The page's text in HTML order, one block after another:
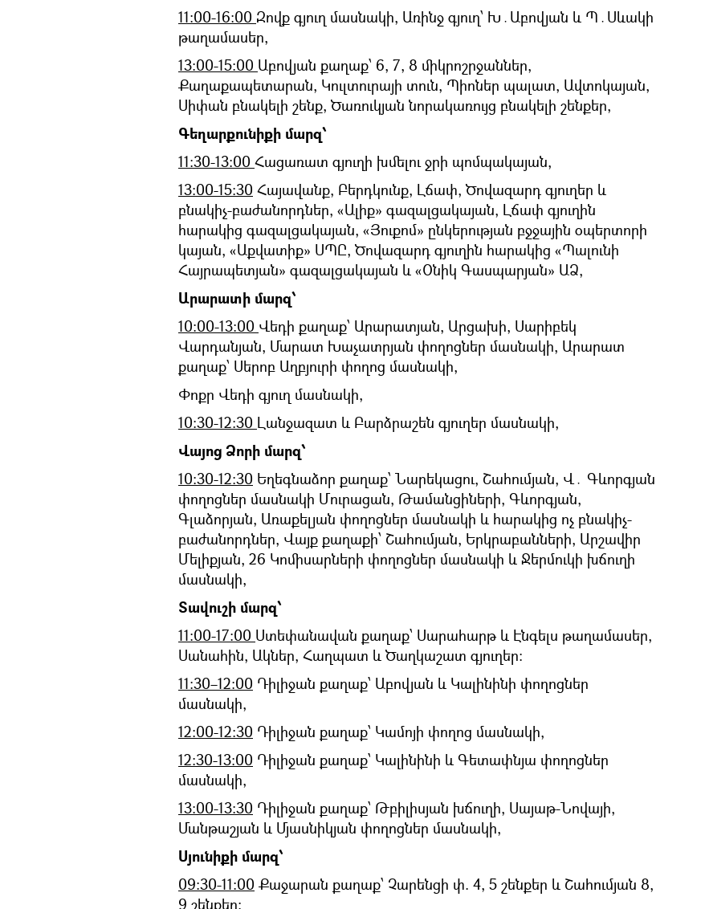
11։00-16։00 Զովք գյուղ մասնակի, Առինջ գյուղ՝ Խ․Աբովյան և Պ․Սևակի
թաղամասեր,
13։00-15։00 Աբովյան քաղաք՝ 6, 7, 8 միկրոշրջաններ,
Քաղաքապետարան, Կուլտուրայի տուն, Պիոներ պալատ, Ավտոկայան,
Սիփան բնակելի շենք, Ծառուկյան նորակառույց բնակելի շենքեր,
Գեղարքունիքի մարզ՝
11։30-13։00 Հացառատ գյուղի խմելու ջրի պոմպակայան,
13:00-15:30 Հայավանք, Բերդկունք, Լճափ, Ծովազարդ գյուղեր և
բնակիչ-բաժանորդներ, «Ալիք» գազալցակայան, Լճափ գյուղին
հարակից գազալցակայան, «Յուքոմ» ընկերության բջջային օպերտորի
կայան, «Աքվատիք» ՍՊԸ, Ծովազարդ գյուղին հարակից «Պալունի
Հայրապետյան» գազալցակայան և «Օնիկ Գասպարյան» ԱՁ,
Արարատի մարզ՝
10:00-13:00 Վեդի քաղաք՝ Արարատյան, Արցախի, Սարիբեկ
Վարդանյան, Մարատ Խաչատրյան փողոցներ մասնակի, Արարատ
քաղաք՝ Սերոբ Աղբյուրի փողոց մասնակի,
Փոքր Վեդի գյուղ մասնակի,
10:30-12:30 Լանջազատ և Բարձրաշեն գյուղեր մասնակի,
Վայոց Ձորի մարզ՝
10:30-12:30 Եղեգնաձոր քաղաք՝ Նարեկացու, Շահումյան, Վ․ Գևորգյան
փողոցներ մասնակի Մուրացան, Թամանցիների, Գևորգյան,
Գլաձորյան, Առաքելյան փողոցներ մասնակի և հարակից ոչ բնակիչ-
բաժանորդներ, Վայք քաղաքի՝ Շահումյան, Երկրաբանների, Արշավիր
Մելիքյան, 26 Կոմիսարների փողոցներ մասնակի և Ջերմուկի խճուղի
մասնակի,
Տավուշի մարզ՝
11:00-17:00 Ստեփանավան քաղաք՝ Սարահարթ և Էնգելս թաղամասեր,
Սանահին, Ակներ, Հաղպատ և Ծաղկաշատ գյուղեր:
11:30–12:00 Դիլիջան քաղաք՝ Աբովյան և Կալինինի փողոցներ
մասնակի,
12:00-12:30 Դիլիջան քաղաք՝ Կամոյի փողոց մասնակի,
12:30-13:00 Դիլիջան քաղաք՝ Կալինինի և Գետափնյա փողոցներ
մասնակի,
13:00-13:30 Դիլիջան քաղաք՝ Թբիլիսյան խճուղի, Սայաթ-Նովայի,
Մանթաշյան և Մյասնիկյան փողոցներ մասնակի,
Սյունիքի մարզ՝
09:30-11:00 Քաջարան քաղաք՝ Չարենցի փ. 4, 5 շենքեր և Շահումյան 8,
9 շենքեր: